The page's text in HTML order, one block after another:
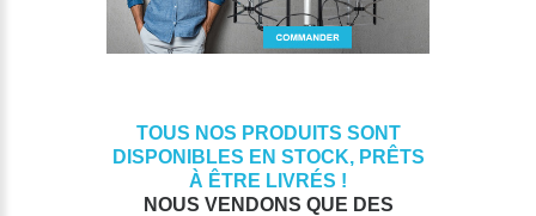
TOUS NOS PRODUITS SONT
DISPONIBLES EN STOCK, PRÊTS
À ÊTRE LIVRÉS !
NOUS VENDONS QUE DES